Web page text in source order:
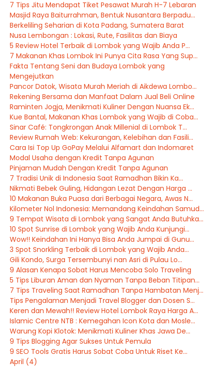
7 Tips Jitu Mendapat Tiket Pesawat Murah H-7 Lebaran
Masjid Raya Baiturrahman, Bentuk Nusantara Berpadu...
Berkeliling Seharian di Kota Padang, Sumatera Barat
Nusa Lembongan : Lokasi, Rute, Fasilitas dan Biaya
5 Review Hotel Terbaik di Lombok yang Wajib Anda P...
7 Makanan Khas Lombok Ini Punya Cita Rasa Yang Sup...
Fakta Tentang Seni dan Budaya Lombok yang
Mengejutkan
Pancor Datok, Wisata Murah Meriah di Aikdewa Lombo...
Rekening Bersama dan Manfaat Dalam Jual Beli Online
Raminten Jogja, Menikmati Kuliner Dengan Nuansa Ek...
Kue Bantal, Makanan Khas Lombok yang Wajib di Coba...
Sinar Café: Tongkrongan Anak Millenial di Lombok T...
Review Rumah Web: Kekurangan, Kelebihan dan Fasili...
Cara Isi Top Up GoPay Melalui Alfamart dan Indomaret
Modal Usaha dengan Kredit Tanpa Agunan
Pinjaman Mudah Dengan Kredit Tanpa Agunan
7 Tradisi Unik di Indonesia Saat Ramadhan Bikin Ka...
Nikmati Bebek Guling, Hidangan Lezat Dengan Harga ...
10 Makanan Buka Puasa dari Berbagai Negara, Awas N...
Kilometer Nol Indonesia: Memandang Keindahan Samud...
9 Tempat Wisata di Lombok yang Sangat Anda Butuhka...
10 Spot Sunrise di Lombok yang Wajib Anda Kunjungi...
Wow!! Keindahan Ini Hanya Bisa Anda Jumpai di Gunu...
3 Spot Snorkling Terbaik di Lombok yang Wajib Anda...
Gili Kondo, Surga Tersembunyi nan Asri di Pulau Lo...
9 Alasan Kenapa Sobat Harus Mencoba Solo Traveling
5 Tips Liburan Aman dan Nyaman Tanpa Beban Titipan...
7 Tips Traveling Saat Ramadhan Tanpa Hambatan Menj...
Tips Pengalaman Menjadi Travel Blogger dan Dosen S...
Keren dan Mewah!! Review Hotel Lombok Raya Harga A...
Islamic Centre NTB : Kemegahan Icon Kota dan Mosle...
Warung Kopi Klotok: Menikmati Kuliner Khas Jawa De...
9 Tips Blogging Agar Sukses Untuk Pemula
9 SEO Tools Gratis Harus Sobat Coba Untuk Riset Ke...
April (4)